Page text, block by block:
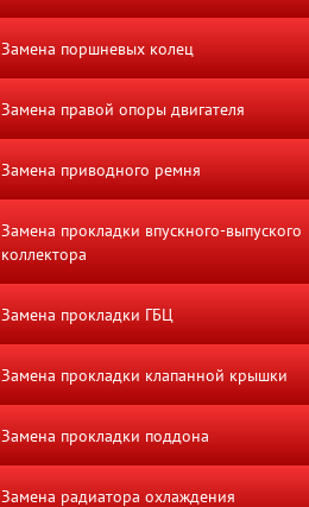
Замена поршневых колец
Замена правой опоры двигателя
Замена приводного ремня
Замена прокладки впускного-выпуского
коллектора
Замена прокладки ГБЦ
Замена прокладки клапанной крышки
Замена прокладки поддона
Замена радиатора охлаждения